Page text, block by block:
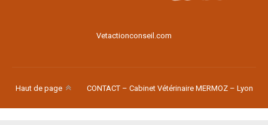
Vetactionconseil.com
Haut de page CONTACT – Cabinet Vétérinaire MERMOZ – Lyon